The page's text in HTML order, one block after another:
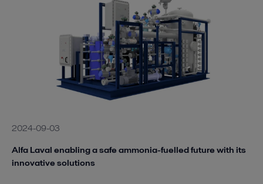
2024-09-03
Alfa Laval enabling a safe ammonia-fuelled future with its
innovative solutions